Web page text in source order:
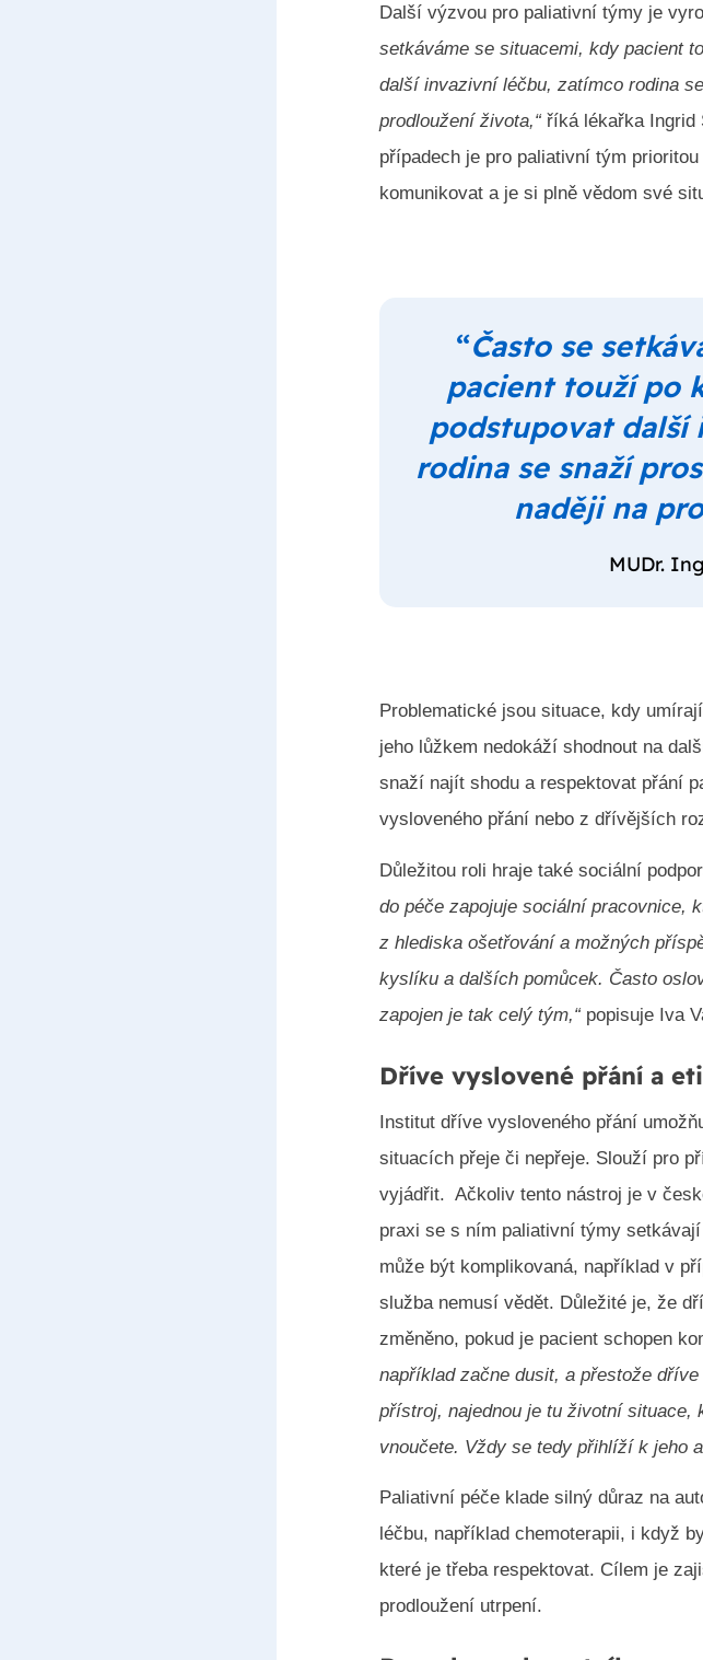
Další výzvou pro paliativní týmy je
setkáváme se situacemi, kdy pacient
další invazivní léčbu, zatímco rodina
prodloužení života,“ říká lékařka Ingrid
případech je pro paliativní tým
komunikovat a je si plně vědom své
“Často se
pacient touží po
podstupovat další
rodina se snaží
naději na
MUDr.
Problematické jsou situace, kdy
jeho lůžkem nedokáží shodnout na
snaží najít shodu a respektovat přání
vysloveného přání nebo z dřívějších
Důležitou roli hraje také sociální
do péče zapojuje sociální pracovnice,
z hlediska ošetřování a možných
kyslíku a dalších pomůcek. Často
zapojen je tak celý tým,“ popisuje Iva
Dříve vyslovené přání a
Institut dříve vysloveného přání
situacích přeje či nepřeje. Slouží pro
vyjádřit. Ačkoliv tento nástroj je v
praxi se s ním paliativní týmy
může být komplikovaná, například v
služba nemusí vědět. Důležité je, že
změněno, pokud je pacient schopen
například začne dusit, a přestože
přístroj, najednou je tu životní situace,
vnoučete. Vždy se tedy přihlíží k jeho
Paliativní péče klade silný důraz na
léčbu, například chemoterapii, i když
které je třeba respektovat. Cílem je
prodloužení utrpení.